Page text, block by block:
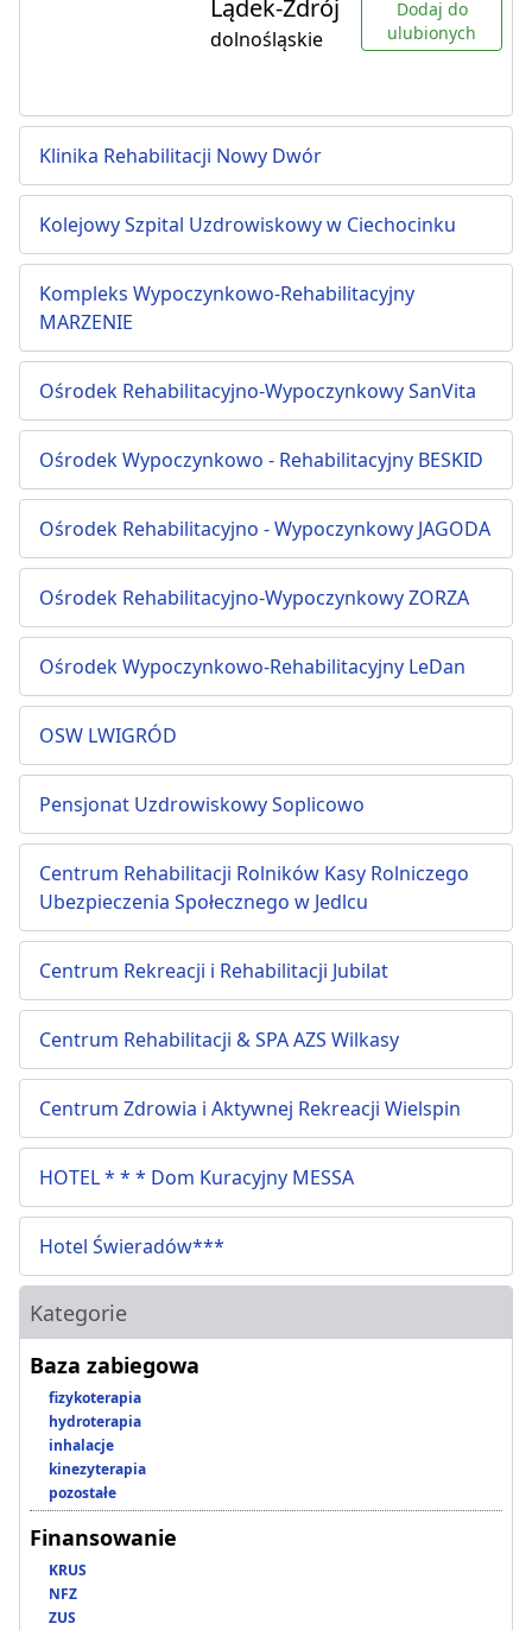
Lądek-Zdrój
dolnośląskie
Dodaj do
ulubionych
Klinika Rehabilitacji Nowy Dwór
Kolejowy Szpital Uzdrowiskowy w Ciechocinku
Kompleks Wypoczynkowo-Rehabilitacyjny
MARZENIE
Ośrodek Rehabilitacyjno-Wypoczynkowy SanVita
Ośrodek Wypoczynkowo - Rehabilitacyjny BESKID
Ośrodek Rehabilitacyjno - Wypoczynkowy JAGODA
Ośrodek Rehabilitacyjno-Wypoczynkowy ZORZA
Ośrodek Wypoczynkowo-Rehabilitacyjny LeDan
OSW LWIGRÓD
Pensjonat Uzdrowiskowy Soplicowo
Centrum Rehabilitacji Rolników Kasy Rolniczego
Ubezpieczenia Społecznego w Jedlcu
Centrum Rekreacji i Rehabilitacji Jubilat
Centrum Rehabilitacji & SPA AZS Wilkasy
Centrum Zdrowia i Aktywnej Rekreacji Wielspin
HOTEL * * * Dom Kuracyjny MESSA
Hotel Świeradów***
Kategorie
Baza zabiegowa
fizykoterapia
hydroterapia
inhalacje
kinezyterapia
pozostałe
Finansowanie
KRUS
NFZ
ZUS